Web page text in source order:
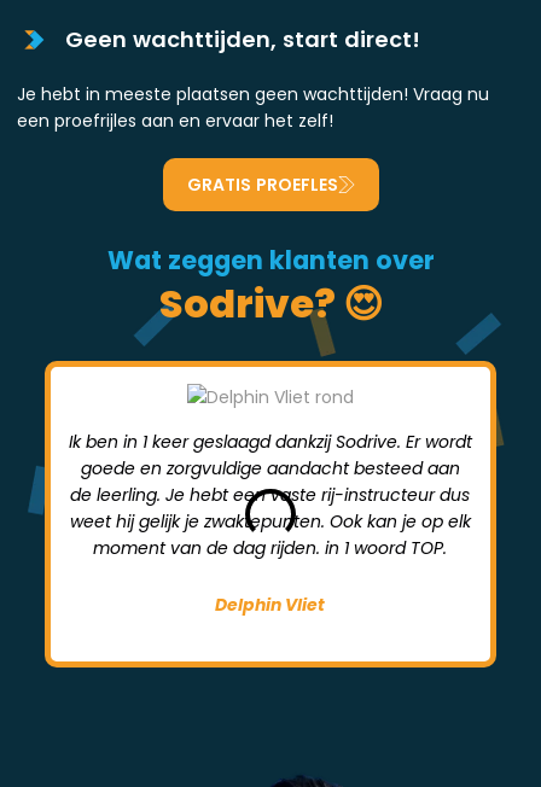
Geen wachttijden, start direct!
Je hebt in meeste plaatsen geen wachttijden! Vraag nu
een proefrijles aan en ervaar het zelf!
GRATIS PROEFLES
Wat zeggen klanten over
Sodrive? 😍
Ik ben in 1 keer geslaagd dankzij Sodrive. Er wordt
goede en zorgvuldige aandacht besteed aan
de leerling. Je hebt een vaste rij-instructeur dus
weet hij gelijk je zwaktepunten. Ook kan je op elk
moment van de dag rijden. in 1 woord TOP.
Delphin Vliet